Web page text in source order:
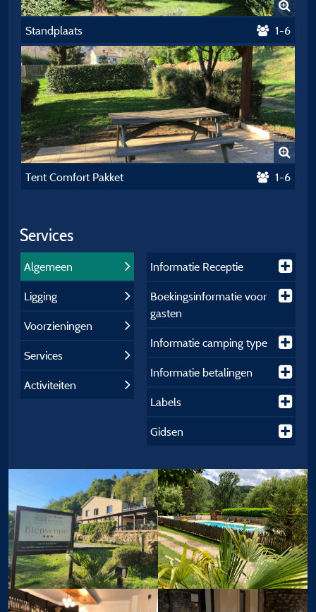
Standplaats 1-6
Tent Comfort Pakket 1-6
Services
Algemeen
Ligging
Voorzieningen
Services
Activiteiten
Informatie Receptie
Boekingsinformatie voor
gasten
Informatie camping type
Informatie betalingen
Labels
Gidsen